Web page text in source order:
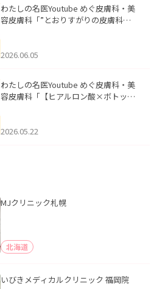
わたしの名医Youtube めぐ皮膚科・美
容皮膚科「”とおりすがりの皮膚科
2026.06.05
わたしの名医Youtube めぐ皮膚科・美
容皮膚科「【ヒアルロン酸×ボトック
た。
2026.05.22
MJクリニック札幌
北海道
いびきメディカルクリニック 福岡院